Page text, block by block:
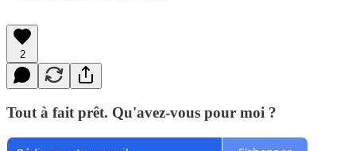
2
Tout à fait prêt. Qu'avez-vous pour moi ?